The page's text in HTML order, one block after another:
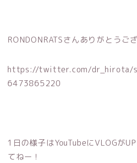
RONDONRATSさんありがとうご
https://twitter.com/dr_hirota/
6473865220
1日の様子はYouTubeにVLOGが
てねー！